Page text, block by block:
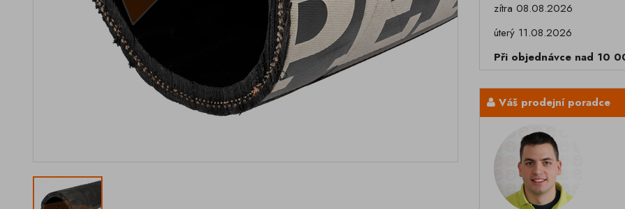
zítra 08.08.2026
úterý 11.08.2026
Při objednávce nad 10
Váš prodejní poradce